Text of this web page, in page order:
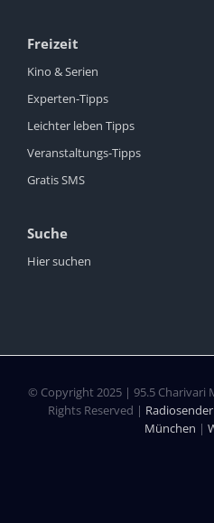
Freizeit
Kino & Serien
Experten-Tipps
Leichter leben Tipps
Veranstaltungs-Tipps
Gratis SMS
Suche
Hier suchen
© Copyright 2025 | 95.5 Charivari
Rights Reserved |
München |